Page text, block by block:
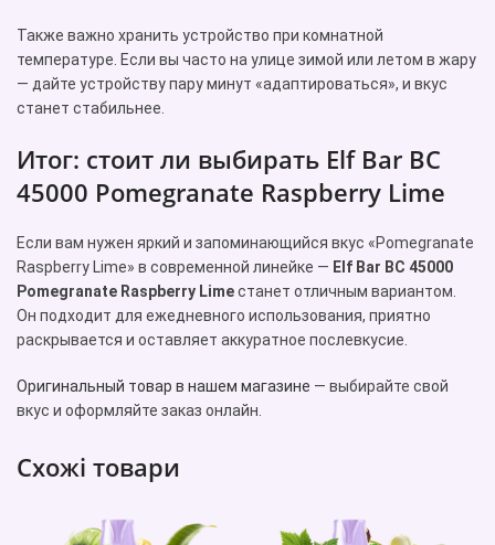
Также важно хранить устройство при комнатной
температуре. Если вы часто на улице зимой или летом в жару
— дайте устройству пару минут «адаптироваться», и вкус
станет стабильнее.
Итог: стоит ли выбирать Elf Bar BC
45000 Pomegranate Raspberry Lime
Если вам нужен яркий и запоминающийся вкус «Pomegranate
Raspberry Lime» в современной линейке — Elf Bar BC 45000
Pomegranate Raspberry Limeстанет отличным вариантом.
Он подходит для ежедневного использования, приятно
раскрывается и оставляет аккуратное послевкусие.
Оригинальный товар в нашем магазине — выбирайте свой
вкус и оформляйте заказ онлайн.
Схожі товари